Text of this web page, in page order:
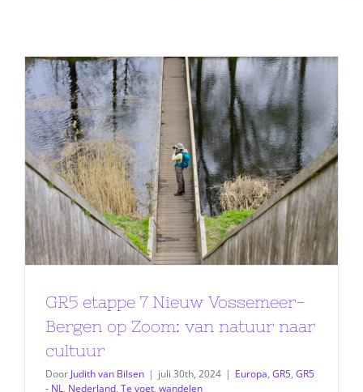
GR5 etappe 7 Nieuw Vossemeer-
Bergen op Zoom: van natuur naar
cultuur
Door Judith van Bilsen | juli 30th, 2024 | Europa, GR5, GR5
- NL, Nederland, Te voet, wandelen